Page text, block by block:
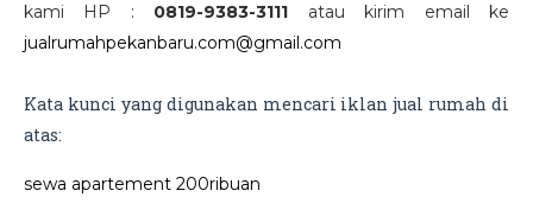
kami HP : 0819-9383-3111 atau kirim email ke
jualrumahpekanbaru.com@gmail.com
Kata kunci yang digunakan mencari iklan jual rumah di
atas:
sewa apartement 200ribuan